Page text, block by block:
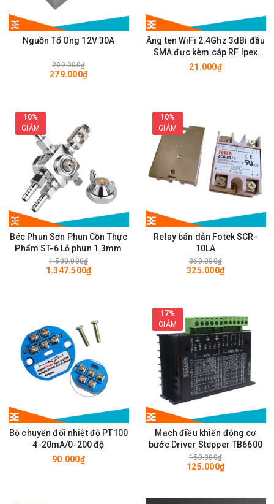
Nguồn Tổ Ong 12V 30A
299.000₫
279.000₫
Ăng ten WiFi 2.4Ghz 3dBi đầu
SMA đực kèm cáp RF Ipex
10cm
21.000₫
10%
GIẢM
Béc Phun Sơn Phun Cồn Thực
Phẩm ST-6 Lỗ phun 1.3mm
1.500.000₫
1.347.500₫
10%
GIẢM
Relay bán dẫn Fotek SCR-
10LA
360.000₫
325.000₫
Bộ chuyển đổi nhiệt độ PT100
4-20mA/0-200 độ
90.000₫
17%
GIẢM
Mạch điều khiển động cơ
bước Driver Stepper TB6600
150.000₫
125.000₫